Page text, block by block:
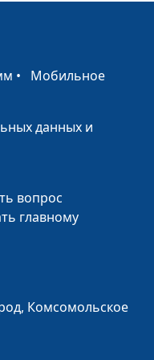
магистр
Вадим
• Мобильное
данных и
вопрос
главному
Комсомольское